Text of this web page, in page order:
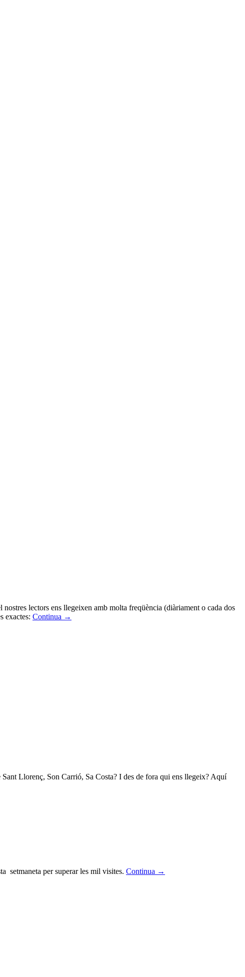
lectors ens llegeixen amb molta freqüència (diàriament o cada dos
exactes: Continua →
Llorenç, Son Carrió, Sa Costa? I des de fora qui ens llegeix? Aquí
setmaneta per superar les mil visites. Continua →